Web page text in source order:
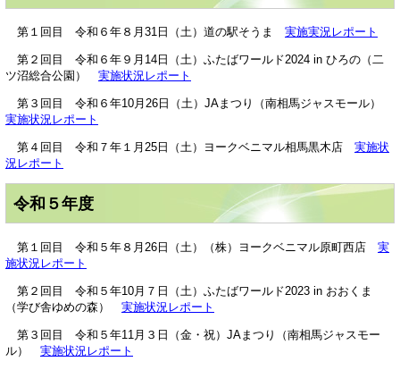
第１回目 令和６年８月31日（土）道の駅そうま 実施実況レポート
第２回目 令和６年９月14日（土）ふたばワールド2024 in ひろの（二
ツ沼総合公園） 実施状況レポート
第３回目 令和６年10月26日（土）JAまつり（南相馬ジャスモール）
実施状況レポート
第４回目 令和７年１月25日（土）ヨークベニマル相馬黒木店 実施状
況レポート
令和５年度
第１回目 令和５年８月26日（土）（株）ヨークベニマル原町西店 実
施状況レポート
第２回目 令和５年10月７日（土）ふたばワールド2023 in おおくま
（学び舎ゆめの森） 実施状況レポート
第３回目 令和５年11月３日（金・祝）JAまつり（南相馬ジャスモー
ル） 実施状況レポート